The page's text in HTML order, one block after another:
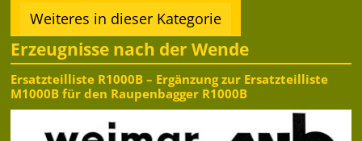
Weiteres in dieser Kategorie
Erzeugnisse nach der Wende
Ersatzteilliste R1000B – Ergänzung zur Ersatzteilliste
M1000B für den Raupenbagger R1000B